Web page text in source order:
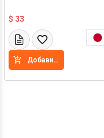
$ 33
Добавить в корзину